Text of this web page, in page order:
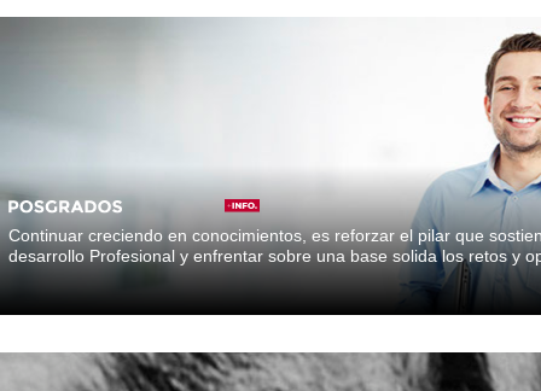
Continuar creciendo en conocimientos, es reforzar el pilar que
desarrollo Profesional y enfrentar sobre una base solida los retos y
Estudia tu Licenciatura en tu
Todas nuestras carreras cuentan